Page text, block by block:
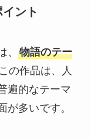
ント
、 物語のテー
の作品は、人
遍的なテーマ
が多いです。